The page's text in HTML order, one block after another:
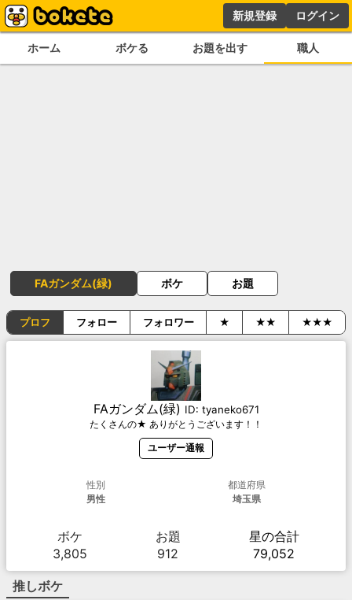
新規登録 ログイン
ホーム ボケる お題を出す 職人
FAガンダム(緑) ボケ お題
プロフ フォロー フォロワー ★ ★★ ★★★
FAガンダム(緑) ID: tyaneko671
たくさんの★ ありがとうございます！！
ユーザー通報
性別
男性
都道府県
埼玉県
ボケ
3,805
お題
912
星の合計
79,052
推しボケ